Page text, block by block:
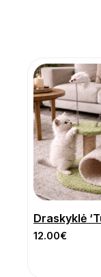
Draskyklė
12.00€